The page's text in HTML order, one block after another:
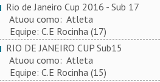
Rio de Janeiro Cup 2016 - Sub 17
Atuou como: Atleta
Equipe: C.E Rocinha (17)
RIO DE JANEIRO CUP Sub15
Atuou como: Atleta
Equipe: C.E Rocinha (15)